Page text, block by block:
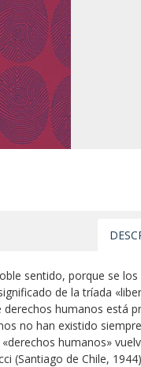
sentido, porque se
de la tríada
humanos está
no han existido
humanos»
(Santiago de Chile,